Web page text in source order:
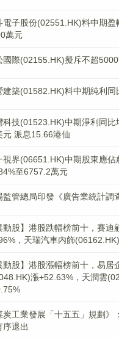
電子股份(02551.HK)料中期盈
萬元
國際(02155.HK)擬斥不超
建築(01582.HK)料中期純利同
科技(01523.HK)中期淨利同比
元 派息15.66港仙
視界(06651.HK)中期股東應佔
至6757.2萬元
監管總局印發《廣告業統計調
動股】港股跌幅榜前十，賽迪
，天瑞汽車内飾
動股】港股漲幅榜前十，易居
漲+52.63%，天潤雲
炭工業發展「十五五」規劃》
序退出